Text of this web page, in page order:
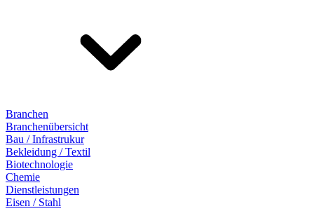
Branchen
Branchenübersicht
Bau / Infrastrukur
Bekleidung / Textil
Biotechnologie
Chemie
Dienstleistungen
Eisen / Stahl